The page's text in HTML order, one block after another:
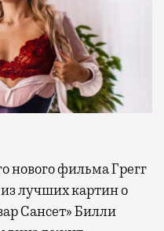
лучших картин о
Сансет» Билли